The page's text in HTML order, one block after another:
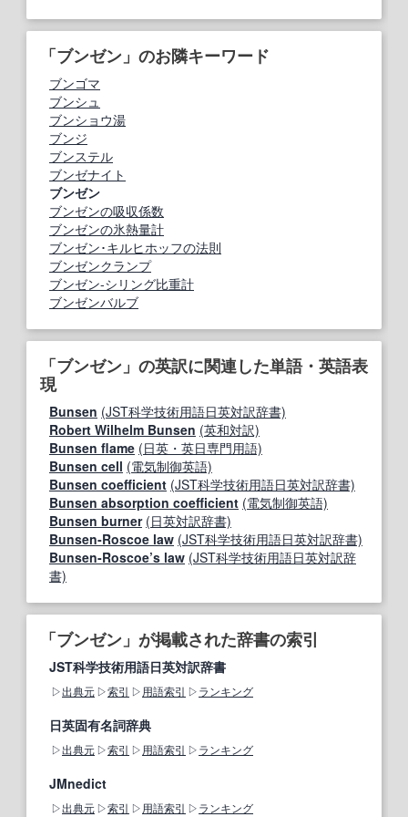
「ブンゼン」のお隣キーワード
ブンゴマ
ブンシュ
ブンショウ湯
ブンジ
ブンステル
ブンゼナイト
ブンゼン
ブンゼンの吸収係数
ブンゼンの氷熱量計
ブンゼン･キルヒホッフの法則
ブンゼンクランプ
ブンゼン-シリング比重計
ブンゼンバルブ
「ブンゼン」の英訳に関連した単語・英語表
現
Bunsen (JST科学技術用語日英対訳辞書)
Robert Wilhelm Bunsen (英和対訳)
Bunsen flame (日英・英日専門用語)
Bunsen cell (電気制御英語)
Bunsen coefficient (JST科学技術用語日英対訳辞書)
Bunsen absorption coefficient (電気制御英語)
Bunsen burner (日英対訳辞書)
Bunsen‐Roscoe law (JST科学技術用語日英対訳辞書)
Bunsen‐Roscoe’s law (JST科学技術用語日英対訳辞
書)
「ブンゼン」が掲載された辞書の索引
JST科学技術用語日英対訳辞書
出典元 索引 用語索引 ランキング
日英固有名詞辞典
出典元 索引 用語索引 ランキング
JMnedict
出典元 索引 用語索引 ランキング